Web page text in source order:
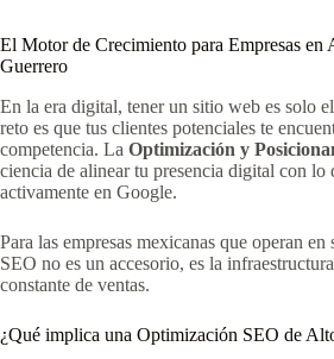
El Motor de Crecimiento para Empresas en
Guerrero
En la era digital, tener un sitio web es solo
reto es que tus clientes potenciales te
competencia. La Optimización y
ciencia de alinear tu presencia digital con lo
activamente en Google.
Para las empresas mexicanas que operan
SEO no es un accesorio, es la
constante de ventas.
¿Qué implica una Optimización SEO de